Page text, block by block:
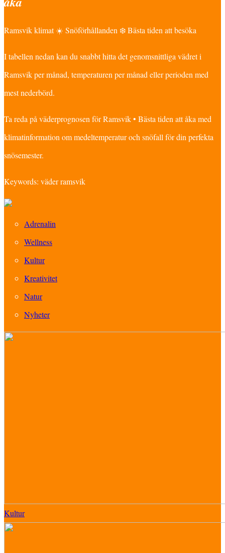
Ramsvik klimat ☀️ Snöförhållanden ❄️ Bästa tiden att besöka
I tabellen nedan kan du snabbt hitta det genomsnittliga vädret i
Ramsvik per månad, temperaturen per månad eller perioden med
mest nederbörd.
Ta reda på väderprognosen för Ramsvik • Bästa tiden att åka med
klimatinformation om medeltemperatur och snöfall för din perfekta
snösemester.
Keywords: väder ramsvik
Adrenalin
Wellness
Kultur
Kreativitet
Natur
Nyheter
Kultur